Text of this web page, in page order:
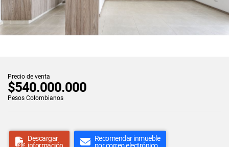
Precio de venta
$540.000.000
Pesos Colombianos
Descargar
información
Recomendar inmueble
por correo electrónico